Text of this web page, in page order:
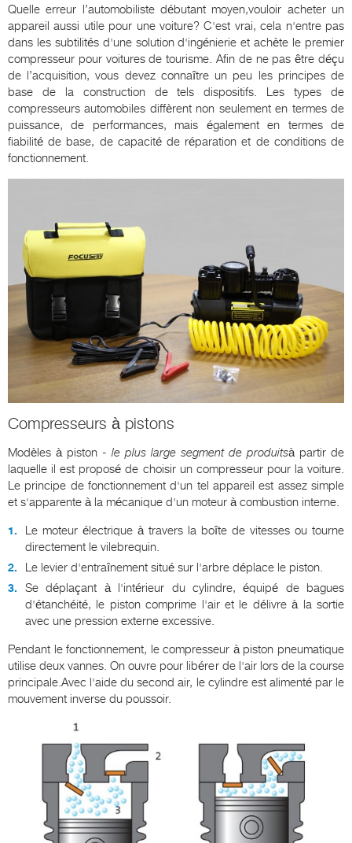
Quelle erreur l’automobiliste débutant moyen,vouloir acheter un
appareil aussi utile pour une voiture? C'est vrai, cela n'entre pas
dans les subtilités d'une solution d'ingénierie et achète le premier
compresseur pour voitures de tourisme. Afin de ne pas être déçu
de l’acquisition, vous devez connaître un peu les principes de
base de la construction de tels dispositifs. Les types de
compresseurs automobiles diffèrent non seulement en termes de
puissance, de performances, mais également en termes de
fiabilité de base, de capacité de réparation et de conditions de
fonctionnement.
Compresseurs à pistons
Modèles à piston - le plus large segment de produitsà partir de
laquelle il est proposé de choisir un compresseur pour la voiture.
Le principe de fonctionnement d'un tel appareil est assez simple
et s'apparente à la mécanique d'un moteur à combustion interne.
Le moteur électrique à travers la boîte de vitesses ou tourne
directement le vilebrequin.
Le levier d'entraînement situé sur l'arbre déplace le piston.
Se déplaçant à l'intérieur du cylindre, équipé de bagues
d'étanchéité, le piston comprime l'air et le délivre à la sortie
avec une pression externe excessive.
Pendant le fonctionnement, le compresseur à piston pneumatique
utilise deux vannes. On ouvre pour libérer de l'air lors de la course
principale.Avec l'aide du second air, le cylindre est alimenté par le
mouvement inverse du poussoir.